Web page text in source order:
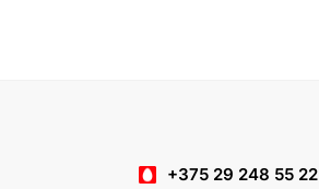
+375 29 248 55 22